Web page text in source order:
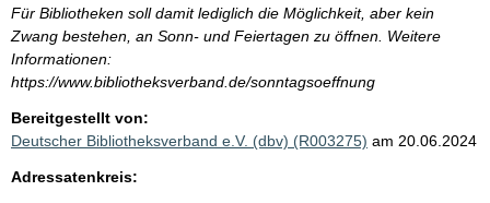
Für Bibliotheken soll damit lediglich die Möglichkeit, aber kein
Zwang bestehen, an Sonn- und Feiertagen zu öffnen. Weitere
Informationen:
https://www.bibliotheksverband.de/sonntagsoeffnung
Bereitgestellt von:
Deutscher Bibliotheksverband e.V. (dbv) (R003275) am 20.06.2024
Adressatenkreis: